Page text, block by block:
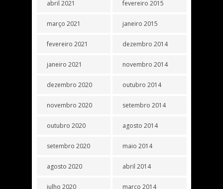
abril 2021
março 2021
fevereiro 2021
janeiro 2021
dezembro 2020
novembro 2020
outubro 2020
setembro 2020
agosto 2020
julho 2020
fevereiro 2015
janeiro 2015
dezembro 2014
novembro 2014
outubro 2014
setembro 2014
agosto 2014
maio 2014
abril 2014
março 2014